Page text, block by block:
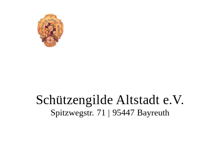
Schützengilde Altstadt e.V.
Spitzwegstr. 71 | 95447 Bayreuth